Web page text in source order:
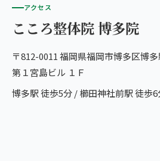
アクセス
こころ整体院 博多院
〒812-0011 福岡県福岡市博多区博
第１宮島ビル １Ｆ
博多駅 徒歩5分 / 櫛田神社前駅 徒歩6